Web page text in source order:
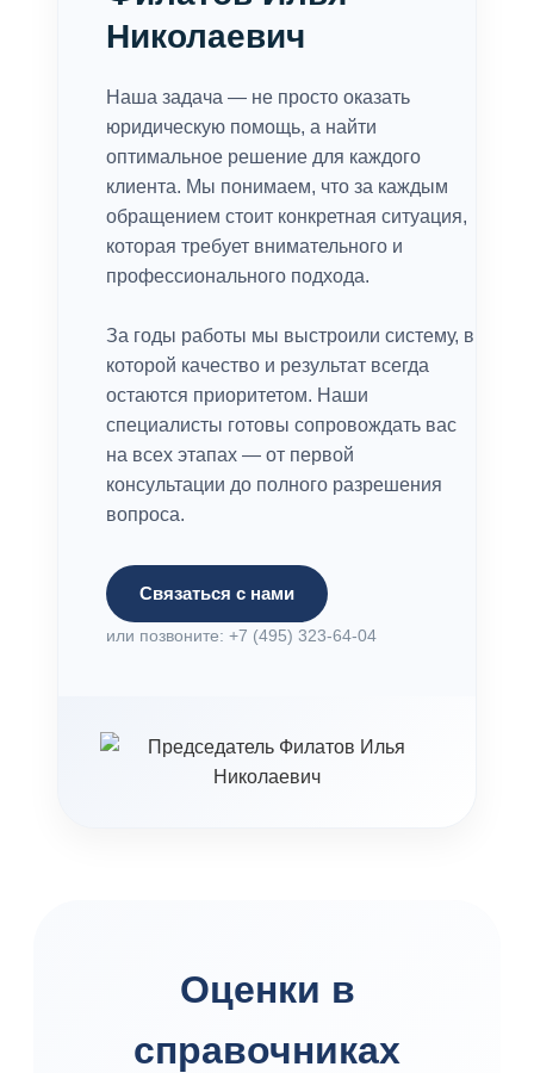
Николаевич
Наша задача — не просто оказать
юридическую помощь, а найти
оптимальное решение для каждого
клиента. Мы понимаем, что за каждым
обращением стоит конкретная ситуация,
которая требует внимательного и
профессионального подхода.
За годы работы мы выстроили систему, в
которой качество и результат всегда
остаются приоритетом. Наши
специалисты готовы сопровождать вас
на всех этапах — от первой
консультации до полного разрешения
вопроса.
Связаться с нами
или позвоните: +7 (495) 323-64-04
Оценки в
справочниках